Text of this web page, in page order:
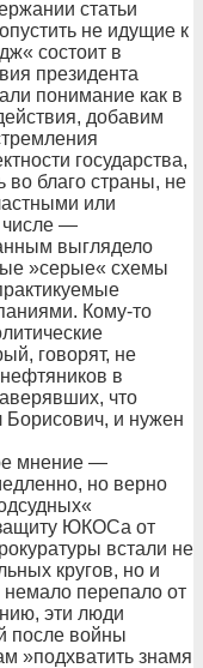
статьи
не идущие к
состоит в
президента
понимание как в
добавим
государства,
во благо страны, не
или
числе —
выглядело
»серые« схемы
Кому-то
говорят, не
в
что
Борисович, и нужен
мнение —
но верно
защиту ЮКОСа от
встали не
кругов, но и
перепало от
эти люди
после войны
»подхватить знамя